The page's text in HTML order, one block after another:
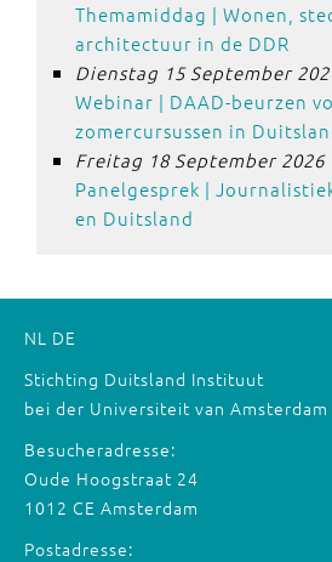
Themamiddag | Wonen,
architectuur in de DDR
Dienstag 15 September
Webinar | DAAD-beurzen
zomercursussen in
Freitag 18 September 2026
Panelgesprek |
en Duitsland
NL DE
Stichting Duitsland Instituut
bei der Universiteit van Amsterdam
Besucheradresse:
Oude Hoogstraat 24
1012 CE Amsterdam
Postadresse: